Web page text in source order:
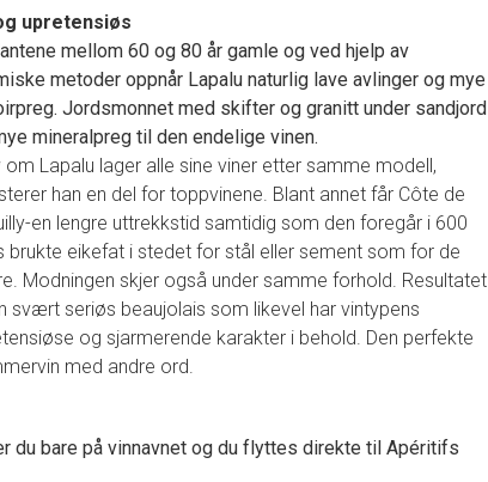
upretensiøs
mellom 60 og 80 år gamle og ved hjelp av
metoder oppnår Lapalu naturlig lave avlinger og mye
Jordsmonnet med skifter og granitt under sandjord
mineralpreg til den endelige vinen.
om Lapalu lager alle sine viner etter samme modell,
han en del for toppvinene. Blant annet får Côte de
en lengre uttrekkstid samtidig som den foregår i 600
brukte eikefat i stedet for stål eller sement som for de
Modningen skjer også under samme forhold. Resultatet
svært seriøs beaujolais som likevel har vintypens
og sjarmerende karakter i behold. Den perfekte
med andre ord.
du bare på vinnavnet og du flyttes direkte til Apéritifs